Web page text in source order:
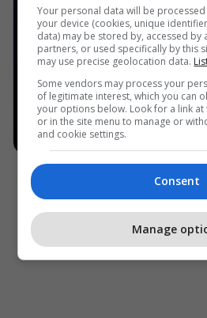
Your personal data will be
your device (cookies, unique
data) may be stored by, accessed by
partners, or used specifically by this
may use precise geolocation data.
Some vendors may process your
of legitimate interest, which you can
your options below. Look for a link
or in the site menu to manage or
and cookie settings.
Consent
Manage